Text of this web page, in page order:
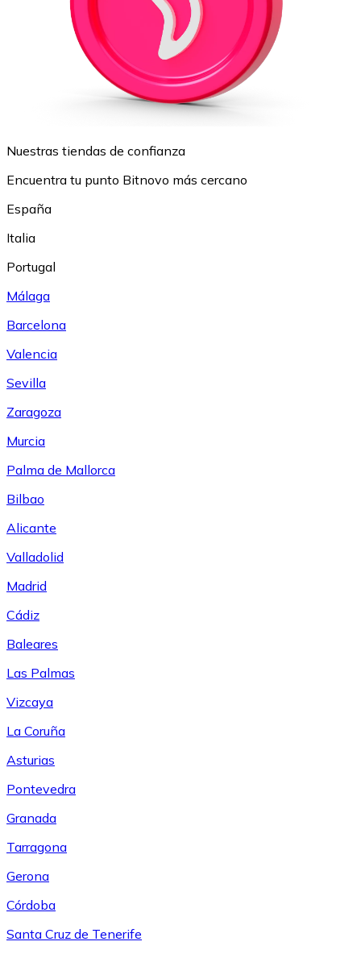
Nuestras tiendas de confianza
Encuentra tu punto Bitnovo más cercano
España
Italia
Portugal
Málaga
Barcelona
Valencia
Sevilla
Zaragoza
Murcia
Palma de Mallorca
Bilbao
Alicante
Valladolid
Madrid
Cádiz
Baleares
Las Palmas
Vizcaya
La Coruña
Asturias
Pontevedra
Granada
Tarragona
Gerona
Córdoba
Santa Cruz de Tenerife